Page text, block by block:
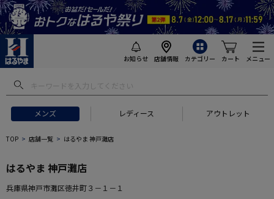
お知らせ 店舗情報 カテゴリー カート メニュー
メンズ レディース アウトレット
TOP 店舗一覧 はるやま 神戸灘店
はるやま 神戸灘店
兵庫県神戸市灘区徳井町３－１－１